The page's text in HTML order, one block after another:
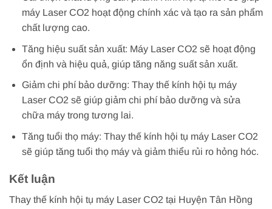
máy Laser CO2 hoạt động chính xác và tạo ra sản phẩm
chất lượng cao.
Tăng hiệu suất sản xuất: Máy Laser CO2 sẽ hoạt động
ổn định và hiệu quả, giúp tăng năng suất sản xuất.
Giảm chi phí bảo dưỡng: Thay thế kính hội tụ máy
Laser CO2 sẽ giúp giảm chi phí bảo dưỡng và sửa
chữa máy trong tương lai.
Tăng tuổi thọ máy: Thay thế kính hội tụ máy Laser CO2
sẽ giúp tăng tuổi thọ máy và giảm thiểu rủi ro hỏng hóc.
Kết luận
Thay thế kính hội tụ máy Laser CO2 tại Huyện Tân Hồng